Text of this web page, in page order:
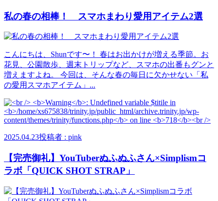
私の春の相棒！ スマホまわり愛用アイテム2選
こんにちは、Shunです〜！ 春はお出かけが増える季節。お
花見、公園散歩、週末トリップなど、スマホの出番もグンと
増えますよね。 今回は、そんな春の毎日に欠かせない「私
の愛用スマホアイテム」...
2025.04.23投稿者 : pink
【完売御礼】YouTuberぬふぬふさん×Simplismコ
ラボ「QUICK SHOT STRAP」